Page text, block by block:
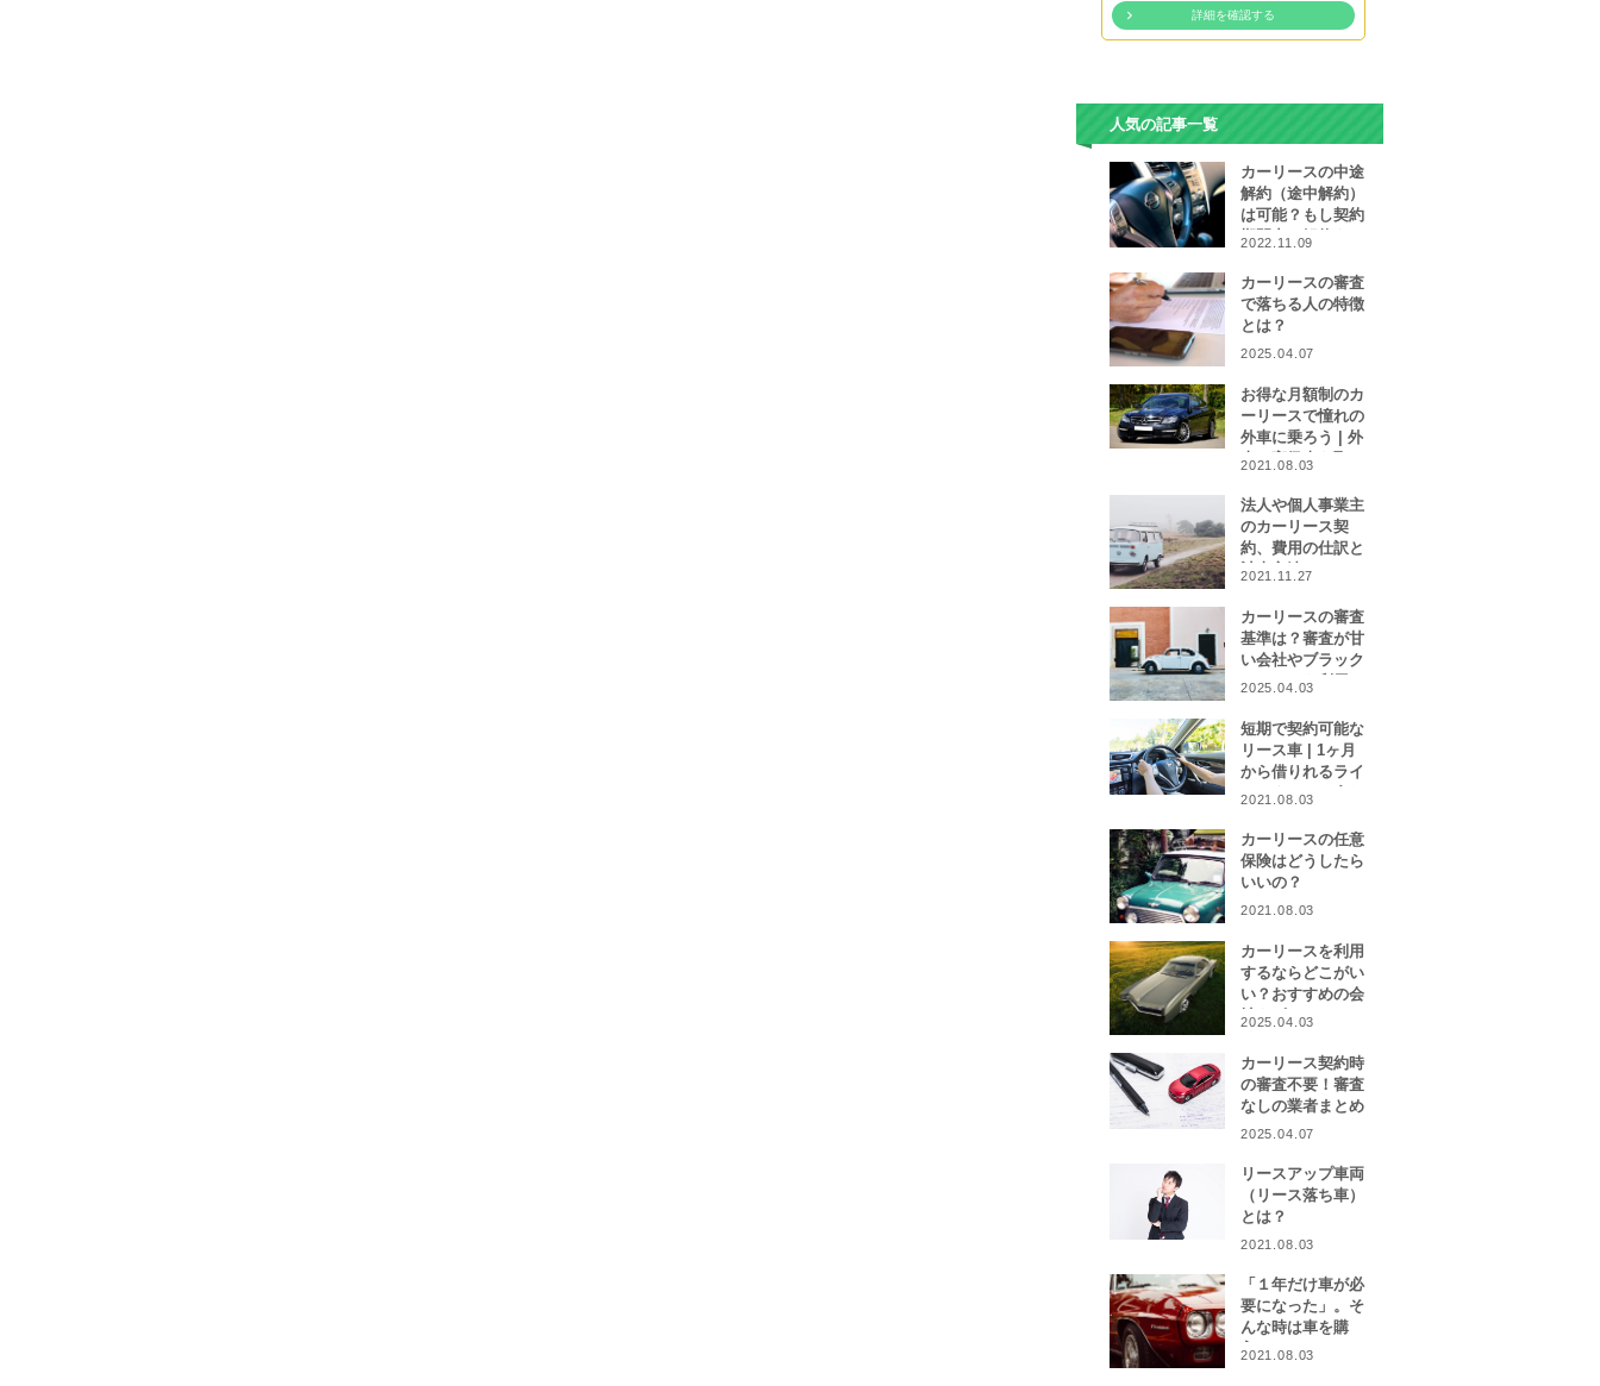
詳細を確認する
人気の記事一覧
カーリースの中途
解約（途中解約）
は可能？もし契約
期間中に解約をし
なったら…
2022.11.09
カーリースの審査
で落ちる人の特徴
とは？
2025.04.07
お得な月額制のカ
ーリースで憧れの
外車に乗ろう | 外
車や高級車を取り
者をご紹介！
2021.08.03
法人や個人事業主
のカーリース契
約、費用の仕訳と
計上方法は？
2021.11.27
カーリースの審査
基準は？審査が甘
い会社やブラック
リストでも利用で
2025.04.03
短期で契約可能な
リース車 | 1ヶ月
から借りれるライ
フスタイルに合わ
集
2021.08.03
カーリースの任意
保険はどうしたら
いいの？
2021.08.03
カーリースを利用
するならどこがい
い？おすすめの会
社をピックアッ
2025.04.03
カーリース契約時
の審査不要！審査
なしの業者まとめ
2025.04.07
リースアップ車両
（リース落ち車）
とは？
2021.08.03
「１年だけ車が必
要になった」。そ
んな時は車を購
入？カーリース？
2021.08.03